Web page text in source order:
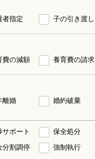
者指定 子の引き渡し
費の減額 養育費の請求
離婚 婚約破棄
サポート 保全処分
分割調停 強制執行